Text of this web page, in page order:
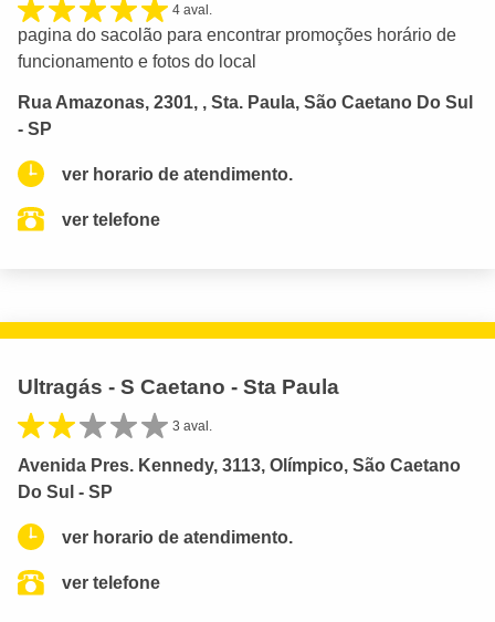
4 aval.
pagina do sacolão para encontrar promoções horário de
funcionamento e fotos do local
Rua Amazonas, 2301, , Sta. Paula, São Caetano Do Sul
- SP
ver horario de atendimento.
ver telefone
Ultragás - S Caetano - Sta Paula
3 aval.
Avenida Pres. Kennedy, 3113, Olímpico, São Caetano
Do Sul - SP
ver horario de atendimento.
ver telefone